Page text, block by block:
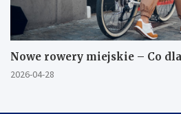
Nowe rowery miejskie – Co
2026-04-28